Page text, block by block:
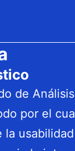
de
por el
la